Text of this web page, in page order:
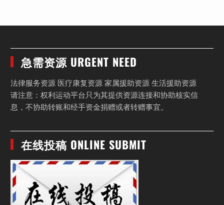
急需资源 URGENT NEED
法律服务资源 医疗康复资源 家属援助资源 生活援助资源
请注意：权利运动平台只为其提供资源连接和协助核实信
息，不协助转账和经手资金捐赠或者转赠事宜。
在线投稿 ONLINE SUBMIT